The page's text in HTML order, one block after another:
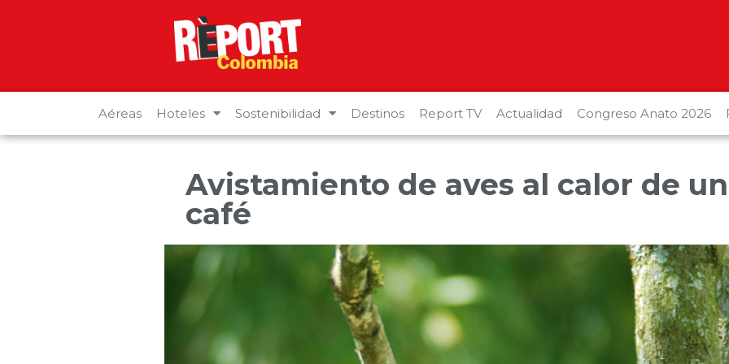
Aéreas Hoteles Sostenibilidad Destinos Report TV Actualidad Congreso Anato 2026
Avistamiento de aves al calor de un
café